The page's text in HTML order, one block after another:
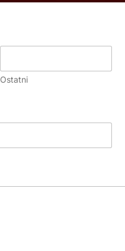
Ostatni